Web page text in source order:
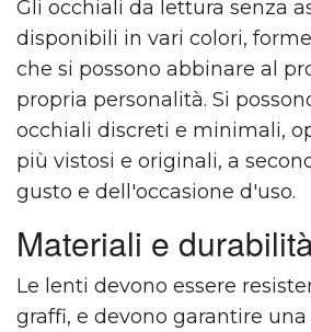
Gli occhiali da lettura senza
disponibili in vari colori,
che si possono abbinare al
propria personalità. Si
occhiali discreti e minimali,
più vistosi e originali, a
gusto e dell'occasione d'uso.
Materiali e
Le lenti devono essere
graffi, e devono garantire